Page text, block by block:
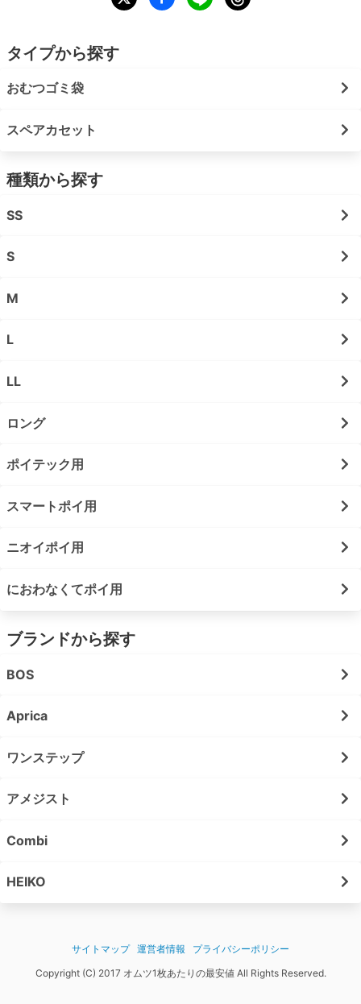
タイプから探す
おむつゴミ袋
スペアカセット
種類から探す
SS
S
M
L
LL
ロング
ポイテック用
スマートポイ用
ニオイポイ用
におわなくてポイ用
ブランドから探す
BOS
Aprica
ワンステップ
アメジスト
Combi
HEIKO
サイトマップ 運営者情報
プライバシーポリシー
Copyright (C) 2017 オムツ1枚あたりの最安値 All Rights Reserved.